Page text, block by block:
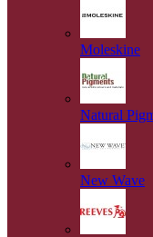
Moleskine
Natural
New Wave